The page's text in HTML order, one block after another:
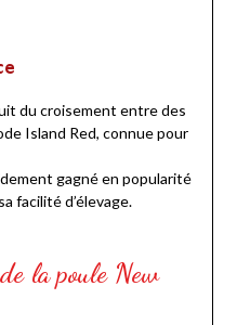
du croisement entre des
Island Red, connue pour
gagné en popularité
facilité d’élevage.
la poule New